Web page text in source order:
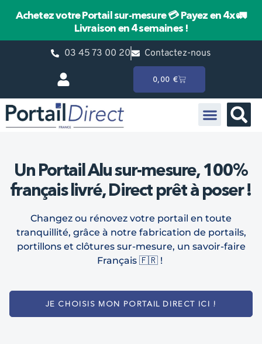
Achetez votre Portail sur-mesure💳 Payez en 4x🚛
Livraison en 4 semaines !
03 45 73 00 20 Contactez-nous
0,00 €
Un Portail Alu sur-mesure, 100%
français livré, Direct prêt à poser !
Changez ou rénovez votre portail en toute
tranquillité, grâce à notre fabrication de portails,
portillons et clôtures sur-mesure, un savoir-faire
Français 🇫🇷 !
JE CHOISIS MON PORTAIL DIRECT ICI !